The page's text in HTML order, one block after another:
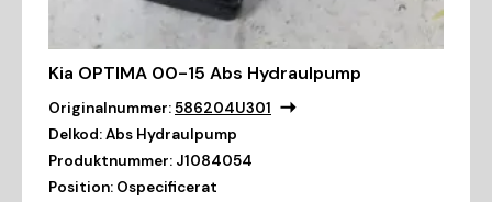
Kia OPTIMA 00-15 Abs Hydraulpump
Originalnummer:586204U301
Delkod:Abs Hydraulpump
Produktnummer: J1084054
Position: Ospecificerat